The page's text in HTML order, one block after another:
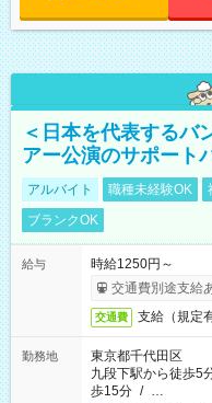
＜日本を代表するバ
アー公演のサポート
アルバイト 職種未経験OK
ブランクOK
給与
時給1250円～
交通費別途支給
交通費 支給（規定
勤務地
東京都千代田区
九段下駅から徒歩5
歩15分 / …